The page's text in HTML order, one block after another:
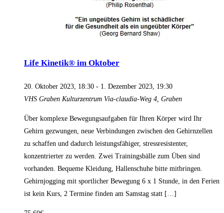
Life Kinetik® im Oktober
20. Oktober 2023, 18:30 - 1. Dezember 2023, 19:30
VHS Graben Kulturzentrum Via-claudia-Weg 4, Graben
Über komplexe Bewegungsaufgaben für Ihren Körper wird Ihr
Gehirn gezwungen, neue Verbindungen zwischen den Gehirnzellen
zu schaffen und dadurch leistungsfähiger, stressresistenter,
konzentrierter zu werden. Zwei Trainingsbälle zum Üben sind
vorhanden. Bequeme Kleidung, Hallenschuhe bitte mitbringen.
Gehirnjogging mit sportlicher Bewegung 6 x 1 Stunde, in den Ferien
ist kein Kurs, 2 Termine finden am Samstag statt […]